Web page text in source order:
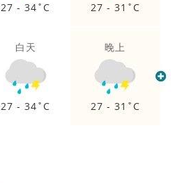
27 - 34 27 - 31
白天
27 - 34
晚上
27 - 31